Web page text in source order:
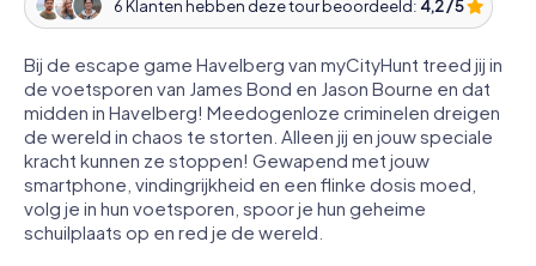
6 Klanten hebben deze tour beoordeeld: 4,2 / 5
Bij de escape game Havelberg van myCityHunt treed jij in
de voetsporen van James Bond en Jason Bourne en dat
midden in Havelberg! Meedogenloze criminelen dreigen
de wereld in chaos te storten. Alleen jij en jouw speciale
kracht kunnen ze stoppen! Gewapend met jouw
smartphone, vindingrijkheid en een flinke dosis moed,
volg je in hun voetsporen, spoor je hun geheime
schuilplaats op en red je de wereld.